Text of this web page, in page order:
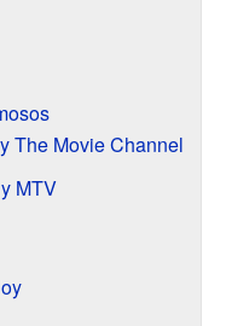
The Movie Channel
MTV